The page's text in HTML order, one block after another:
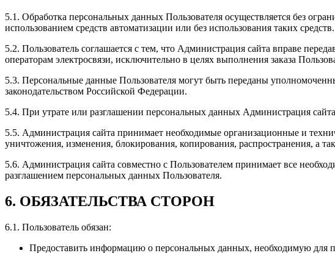
5.1. Обработка персональных данных Пользователя осуществляется без
использованием средств автоматизации или без использования таких средств.
5.2. Пользователь соглашается с тем, что Администрация сайта вправе
операторам электросвязи, исключительно в целях выполнения заказа
5.3. Персональные данные Пользователя могут быть переданы
законодательством Российской Федерации.
5.4. При утрате или разглашении персональных данных Администрация
5.5. Администрация сайта принимает необходимые организационные и
уничтожения, изменения, блокирования, копирования, распространения, а
5.6. Администрация сайта совместно с Пользователем принимает все
разглашением персональных данных Пользователя.
6. ОБЯЗАТЕЛЬСТВА СТОРОН
6.1. Пользователь обязан:
Предоставить информацию о персональных данных, необходимую